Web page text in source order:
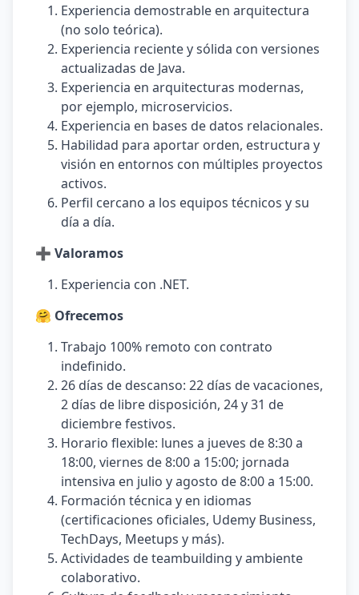
Experiencia demostrable en arquitectura
(no solo teórica).
Experiencia reciente y sólida con versiones
actualizadas de Java.
Experiencia en arquitecturas modernas,
por ejemplo, microservicios.
Experiencia en bases de datos relacionales.
Habilidad para aportar orden, estructura y
visión en entornos con múltiples proyectos
activos.
Perfil cercano a los equipos técnicos y su
día a día.
➕ Valoramos
Experiencia con .NET.
🤗 Ofrecemos
Trabajo 100% remoto con contrato
indefinido.
26 días de descanso: 22 días de vacaciones,
2 días de libre disposición, 24 y 31 de
diciembre festivos.
Horario flexible: lunes a jueves de 8:30 a
18:00, viernes de 8:00 a 15:00; jornada
intensiva en julio y agosto de 8:00 a 15:00.
Formación técnica y en idiomas
(certificaciones oficiales, Udemy Business,
TechDays, Meetups y más).
Actividades de teambuilding y ambiente
colaborativo.